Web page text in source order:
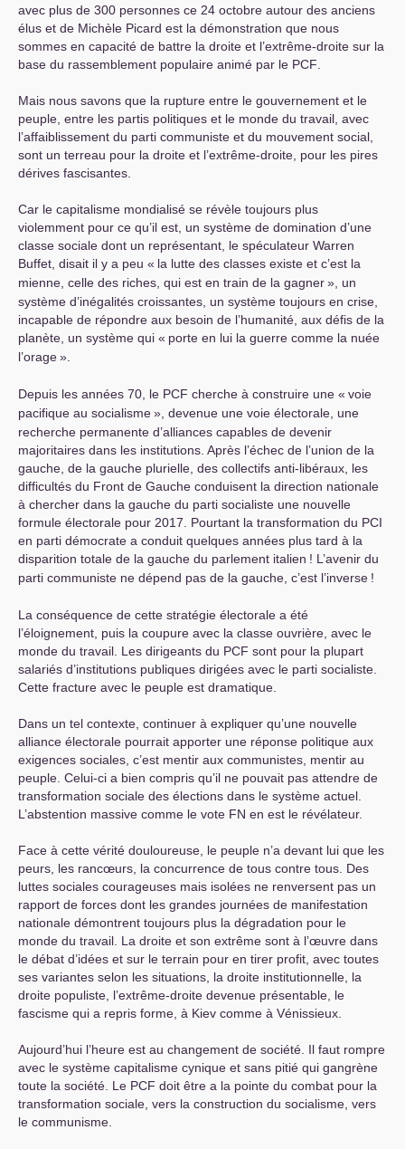
avec plus de 300 personnes ce 24 octobre autour des anciens
élus et de Michèle Picard est la démonstration que nous
sommes en capacité de battre la droite et l’extrême-droite sur la
base du rassemblement populaire animé par le PCF
Mais nous savons que la rupture entre le gouvernement et le
peuple, entre les partis politiques et le monde du travail, avec
l’affaiblissement du parti communiste et du mouvement social,
sont un terreau pour la droite et l’extrême-droite, pour les pires
dérives fascisantes.
Car le capitalisme mondialisé se révèle toujours plus
violemment pour ce qu’il est, un système de domination d’une
classe sociale dont un représentant, le spéculateur Warren
Buffet, disait il y a peu « la lutte des classes existe et c’est la
mienne, celle des riches, qui est en train de la gagner», un
système d’inégalités croissantes, un système toujours en crise,
incapable de répondre aux besoin de l’humanité, aux défis de la
planète, un système qui « porte en lui la guerre comme la nuée
l’orage».
Depuis les années 70, le PCF cherche à construire une « voie
pacifique au socialisme», devenue une voie électorale, une
recherche permanente d’alliances capables de devenir
majoritaires dans les institutions. Après l’échec de l’union de la
gauche, de la gauche plurielle, des collectifs anti-libéraux, les
difficultés du Front de Gauche conduisent la direction nationale
à chercher dans la gauche du parti socialiste une nouvelle
formule électorale pour 2017. Pourtant la transformation du PCI
en parti démocrate a conduit quelques années plus tard à la
disparition totale de la gauche du parlement italien ! L’avenir du
parti communiste ne dépend pas de la gauche, c’est l’inverse !
La conséquence de cette stratégie électorale a été
l’éloignement, puis la coupure avec la classe ouvrière, avec le
monde du travail. Les dirigeants du PCF sont pour la plupart
salariés d’institutions publiques dirigées avec le parti socialiste.
Cette fracture avec le peuple est dramatique.
Dans un tel contexte, continuer à expliquer qu’une nouvelle
alliance électorale pourrait apporter une réponse politique aux
exigences sociales, c’est mentir aux communistes, mentir au
peuple. Celui-ci a bien compris qu’il ne pouvait pas attendre de
transformation sociale des élections dans le système actuel.
L’abstention massive comme le vote FN en est le révélateur.
Face à cette vérité douloureuse, le peuple n’a devant lui que les
peurs, les rancœurs, la concurrence de tous contre tous. Des
luttes sociales courageuses mais isolées ne renversent pas un
rapport de forces dont les grandes journées de manifestation
nationale démontrent toujours plus la dégradation pour le
monde du travail. La droite et son extrême sont à l’œuvre dans
le débat d’idées et sur le terrain pour en tirer profit, avec toutes
ses variantes selon les situations, la droite institutionnelle, la
droite populiste, l’extrême-droite devenue présentable, le
fascisme qui a repris forme, à Kiev comme à Vénissieux.
Aujourd’hui l’heure est au changement de société. Il faut rompre
avec le système capitalisme cynique et sans pitié qui gangrène
toute la société. Le PCF doit être a la pointe du combat pour la
transformation sociale, vers la construction du socialisme, vers
le communisme.